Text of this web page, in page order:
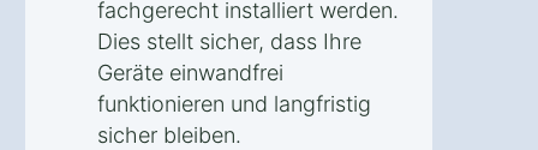
fachgerecht installiert werden.
Dies stellt sicher, dass Ihre
Geräte einwandfrei
funktionieren und langfristig
sicher bleiben.